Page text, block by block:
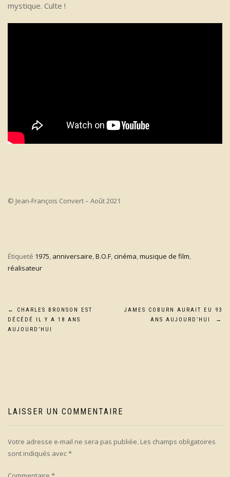
mystique. Culte !
© Jean-François Convert – Août 2021
Étiqueté 1975, anniversaire,B.O.F,cinéma,musique de film,
réalisateur
Navigation
de
←
CHARLES BRONSON EST
DÉCÉDÉ IL Y A 18 ANS
AUJOURD’HUI
JAMES COBURN AURAIT EU 93
ANS AUJOURD’HUI
→
LAISSER UN COMMENTAIRE
Votre adresse e-mail ne sera pas publiée. Les champs obligatoires
sont indiqués avec*